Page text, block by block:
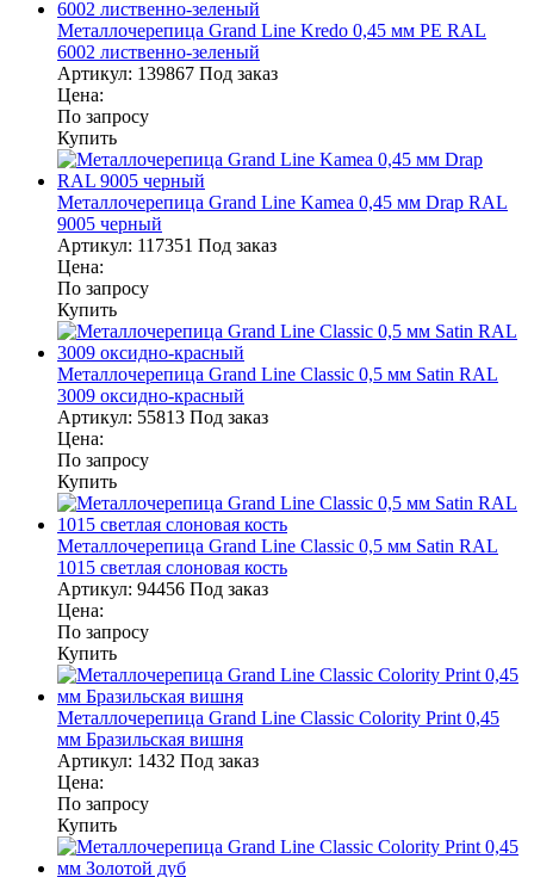
Металлочерепица Grand Line Kredo 0,45 мм PE RAL
6002 лиственно-зеленый
Артикул: 139867 Под заказ
Цена:
По запросу
Купить
Металлочерепица Grand Line Kamea 0,45 мм Drap RAL
9005 черный
Артикул: 117351 Под заказ
Цена:
По запросу
Купить
Металлочерепица Grand Line Classic 0,5 мм Satin RAL
3009 оксидно-красный
Артикул: 55813 Под заказ
Цена:
По запросу
Купить
Металлочерепица Grand Line Classic 0,5 мм Satin RAL
1015 светлая слоновая кость
Артикул: 94456 Под заказ
Цена:
По запросу
Купить
Металлочерепица Grand Line Classic Colority Print 0,45
мм Бразильская вишня
Артикул: 1432 Под заказ
Цена:
По запросу
Купить